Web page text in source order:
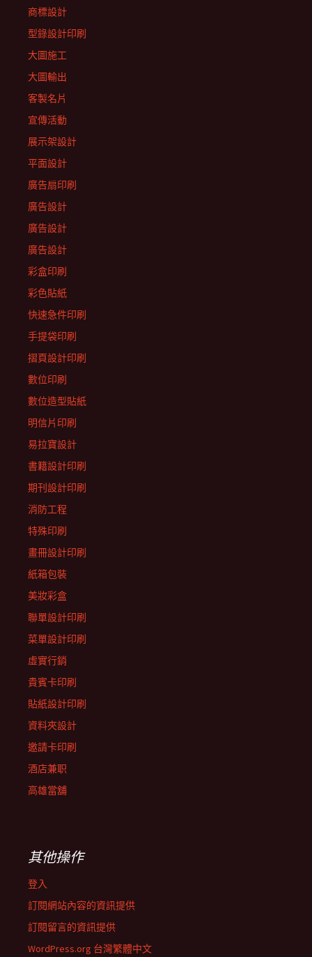
商標設計
型錄設計印刷
大圖施工
大圖輸出
客製名片
宣傳活動
展示架設計
平面設計
廣告扇印刷
廣告設計
廣告設計
廣告設計
彩盒印刷
彩色貼紙
快速急件印刷
手提袋印刷
摺頁設計印刷
數位印刷
數位造型貼紙
明信片印刷
易拉寶設計
書籍設計印刷
期刊設計印刷
消防工程
特殊印刷
畫冊設計印刷
紙箱包裝
美妝彩盒
聯單設計印刷
菜單設計印刷
虛實行銷
貴賓卡印刷
貼紙設計印刷
資料夾設計
邀請卡印刷
酒店兼职
高雄當舖
其他操作
登入
訂閱網站內容的資訊提供
訂閱留言的資訊提供
WordPress.org 台灣繁體中文